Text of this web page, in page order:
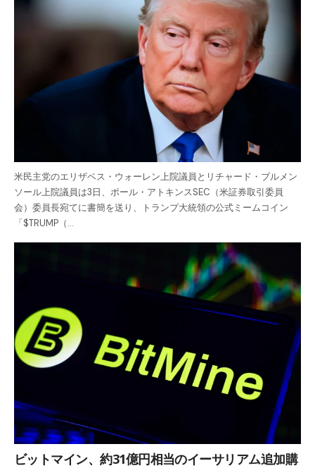
米民主党のエリザベス・ウォーレン上院議員とリチャード・ブルメン
ソール上院議員は3日、ポール・アトキンスSEC（米証券取引委員
会）委員長宛てに書簡を送り、トランプ大統領の公式ミームコイン
「$TRUMP（…
ビットマイン、約31億円相当のイーサリアム追加購